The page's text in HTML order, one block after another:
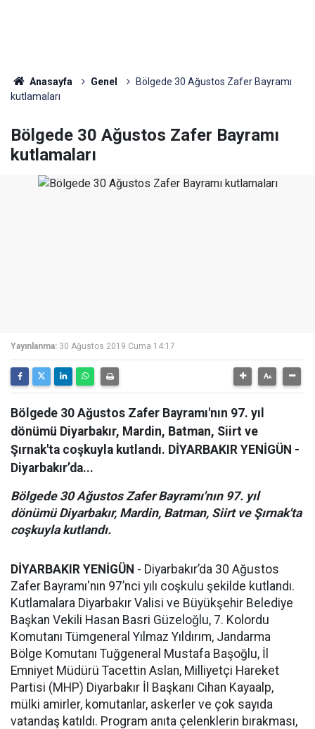
Anasayfa Genel
Bölgede 30 Ağustos Zafer Bayramı
kutlamaları
Bölgede 30 Ağustos Zafer Bayramı
kutlamaları
Yayınlanma: 30 Ağustos 2019 Cuma 14:17
Bölgede 30 Ağustos Zafer Bayramı'nın 97. yıl
dönümü Diyarbakır, Mardin, Batman, Siirt ve
Şırnak'ta coşkuyla kutlandı. DİYARBAKIR YENİGÜN -
Diyarbakır’da...
Bölgede 30 Ağustos Zafer Bayramı'nın 97. yıl
dönümü Diyarbakır, Mardin, Batman, Siirt ve Şırnak'ta
coşkuyla kutlandı.
DİYARBAKIR YENİGÜN - Diyarbakır’da 30 Ağustos
Zafer Bayramı'nın 97’nci yılı coşkulu şekilde kutlandı.
Kutlamalara Diyarbakır Valisi ve Büyükşehir Belediye
Başkan Vekili Hasan Basri Güzeloğlu, 7. Kolordu
Komutanı Tümgeneral Yılmaz Yıldırım, Jandarma
Bölge Komutanı Tuğgeneral Mustafa Başoğlu, İl
Emniyet Müdürü Tacettin Aslan, Milliyetçi Hareket
Partisi (MHP) Diyarbakır İl Başkanı Cihan Kayaalp,
mülki amirler, komutanlar, askerler ve çok sayıda
vatandaş katıldı. Program anıta çelenklerin bırakması,